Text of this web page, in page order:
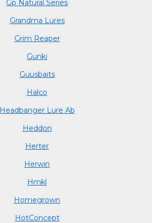
Gp Natural Series
Grandma Lures
Grim Reaper
Gunki
Guusbaits
Halco
Headbanger Lure Ab
Heddon
Herter
Herwin
Hmkl
Homegrown
HotConcept